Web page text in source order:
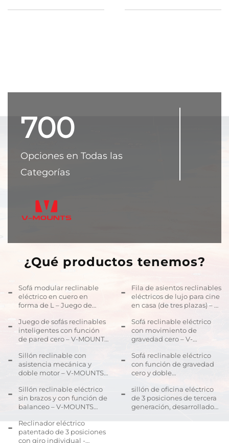
700
Opciones en Todas las
Categorías
¿Qué productos tenemos?
Sofá modular reclinable
eléctrico en cuero en
forma de L – Juego de
pared cero y gravedad cero
– V-MOUNTS PRS-236D-341
(L)
Fila de asientos reclinables
eléctricos de lujo para cine
en casa (de tres plazas) – V-
Juego de sofás reclinables
inteligentes con función
de pared cero – V-MOUNTS
Sofá reclinable eléctrico
con movimiento de
gravedad cero – V-
Sillón reclinable con
asistencia mecánica y
doble motor – V-MOUNTS
Sofá reclinable eléctrico
con función de gravedad
cero y doble
MOUNTS PRS-182A-257C
Sillón reclinable eléctrico
sin brazos y con función de
balanceo – V-MOUNTS
sillón de oficina eléctrico
de 3 posiciones de tercera
generación, desarrollado
Reclinador eléctrico
patentado de 3 posiciones
con giro individual -